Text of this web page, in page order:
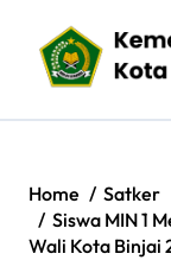
content
Home
Satker
Siswa MIN 1
Wali Kota Binjai